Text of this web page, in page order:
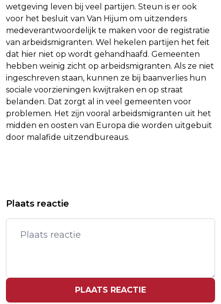
wetgeving leven bij veel partijen. Steun is er ook
voor het besluit van Van Hijum om uitzenders
medeverantwoordelijk te maken voor de registratie
van arbeidsmigranten. Wel hekelen partijen het feit
dat hier niet op wordt gehandhaafd. Gemeenten
hebben weinig zicht op arbeidsmigranten. Als ze niet
ingeschreven staan, kunnen ze bij baanverlies hun
sociale voorzieningen kwijtraken en op straat
belanden. Dat zorgt al in veel gemeenten voor
problemen. Het zijn vooral arbeidsmigranten uit het
midden en oosten van Europa die worden uitgebuit
door malafide uitzendbureaus.
AMERIKAANSE IMPORTHEFFINGEN
TREINKAPERS IN PAKISTAN DODEN
TIENTALLEN GIJZELAARS
Plaats reactie
PLAATS REACTIE